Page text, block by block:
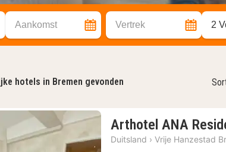
Aankomst Vertrek 2
hotels in Bremen gevonden
Arthotel ANA
Duitsland › Vrije Hanzestad